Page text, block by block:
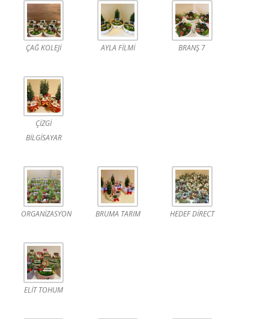
ÇAĞ KOLEJİ AYLA FİLMİ BRANŞ 7
ÇİZGİ
BİLGİSAYAR
ORGANİZASYON BRUMA TARIM HEDEF DİRECT
ELİT TOHUM